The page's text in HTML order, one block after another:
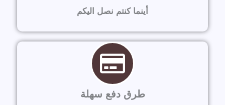
أينما كنتم نصل اليكم
طرق دفع سهلة